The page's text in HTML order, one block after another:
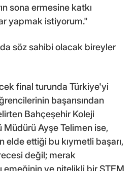
sona ermesine katkı
yapmak istiyorum."
söz sahibi olacak bireyler
final turunda Türkiye'yi
başarısından
Bahçeşehir Koleji
Ayşe Telimen ise,
elde ettiği bu kıymetli başarı,
değil; merak
emeğinin ve nitelikli bir STEM